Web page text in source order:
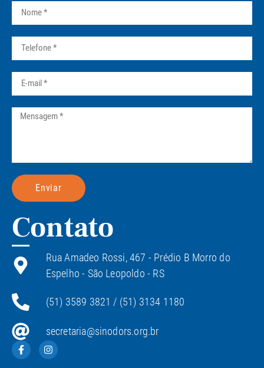
Enviar
Contato
Rua Amadeo Rossi, 467 - Prédio B Morro do
Espelho - São Leopoldo - RS
(51) 3589 3821 / (51) 3134 1180
secretaria@sinodors.org.br